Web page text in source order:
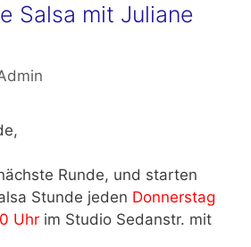
Salsa mit Juliane
Runde, und starten
Stunde jeden Donnerstag
Uhr im Studio Sedanstr. mit